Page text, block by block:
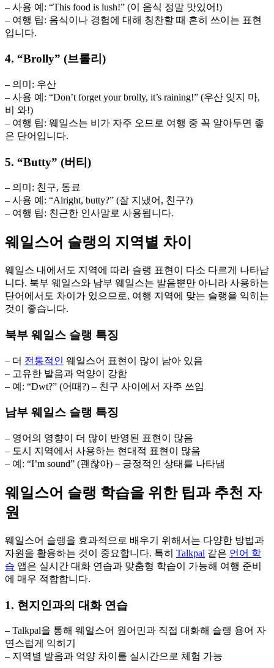
– 사용 예: “This food is lush!” (이 음식 정말 맛있어!)
– 여행 팁: 음식이나 경험에 대해 칭찬할 때 흔히 쓰이는 표현
입니다.
4. “Brolly” (브롤리)
– 의미: 우산
– 사용 예: “Don’t forget your brolly, it’s raining!” (우산 잊지 마,
비 와!)
– 여행 팁: 웨일스는 비가 자주 오므로 여행 중 꼭 알아두면 좋
은 단어입니다.
5. “Butty” (버티)
– 의미: 친구, 동료
– 사용 예: “Alright, butty?” (잘 지냈어, 친구?)
– 여행 팁: 친근한 인사말로 사용됩니다.
웨일스어 슬랭의 지역별 차이
웨일스 내에서도 지역에 따라 슬랭 표현이 다소 다르게 나타납
니다. 북부 웨일스와 남부 웨일스는 발음뿐만 아니라 사용하는
단어에서도 차이가 있으므로, 여행 지역에 맞는 슬랭을 익히는
것이 좋습니다.
북부 웨일스 슬랭 특징
– 더 전통적인 웨일스어 표현이 많이 남아 있음
– 고유한 발음과 억양이 강함
– 예: “Dwt?” (어때?) – 친구 사이에서 자주 쓰임
남부 웨일스 슬랭 특징
– 영어의 영향이 더 많이 반영된 표현이 많음
– 도시 지역에서 사용하는 현대적 표현이 많음
– 예: “I’m sound” (괜찮아) – 긍정적인 상태를 나타냄
웨일스어 슬랭 학습을 위한 팁과 추천 자
원
웨일스어 슬랭을 효과적으로 배우기 위해서는 다양한 방법과
자원을 활용하는 것이 중요합니다. 특히 Talkpal 같은 언어 학
습 앱은 실시간 대화 연습과 맞춤형 학습이 가능해 여행 준비
에 매우 적합합니다.
1. 현지인과의 대화 연습
– Talkpal을 통해 웨일스어 원어민과 직접 대화해 슬랭 용어 자
연스럽게 익히기
– 지역별 발음과 억양 차이를 실시간으로 체험 가능